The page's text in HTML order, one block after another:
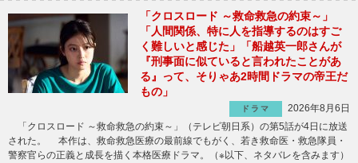
「クロスロード ～救命救急の約束～」
「人間関係、特に人を指導するのはすご
く難しいと感じた」「船越英一郎さんが
『刑事面に似ていると言われたことがあ
る』って、そりゃあ2時間ドラマの帝王だ
もの」
ドラマ
2026年8月6日
「クロスロード ～救命救急の約束～」（テレビ朝日系）の第5話が4日に放送
された。 本作は、救命救急医療の最前線でもがく、若き救命医・救急隊員・
警察官らの正義と成長を描く本格医療ドラマ。（※以下、ネタバレを含みます）